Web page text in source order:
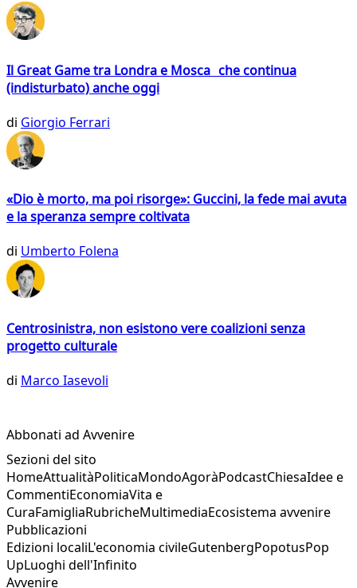
Il Great Game tra Londra e Mosca che continua
(indisturbato) anche oggi
di Giorgio Ferrari
«Dio è morto, ma poi risorge»: Guccini, la fede mai avuta
e la speranza sempre coltivata
di Umberto Folena
Centrosinistra, non esistono vere coalizioni senza
progetto culturale
di Marco Iasevoli
Abbonati ad Avvenire
Sezioni del sito
HomeAttualitàPoliticaMondoAgoràPodcastChiesaIdee e
CommentiEconomiaVita e
CuraFamigliaRubricheMultimediaEcosistema avvenire
Pubblicazioni
Edizioni localiL'economia civileGutenbergPopotusPop
UpLuoghi dell'Infinito
Avvenire